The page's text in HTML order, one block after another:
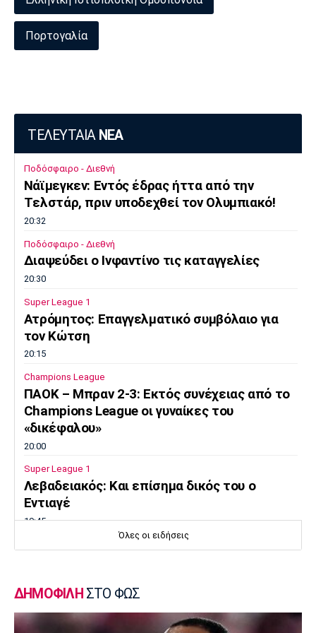
Πορτογαλία
ΤΕΛΕΥΤΑΙΑ ΝΕΑ
Ποδόσφαιρο - Διεθνή
Νάϊμεγκεν: Εντός έδρας ήττα από την
Tελστάρ, πριν υποδεχθεί τον Ολυμπιακό!
20:32
Ποδόσφαιρο - Διεθνή
Διαψεύδει ο Ινφαντίνο τις καταγγελίες
20:30
Super League 1
Ατρόμητος: Επαγγελματικό συμβόλαιο για
τον Κώτση
20:15
Champions League
ΠΑΟΚ – Μπραν 2-3: Εκτός συνέχειας από το
Champions League οι γυναίκες του
«δικέφαλου»
20:00
Super League 1
Λεβαδειακός: Και επίσημα δικός του ο
Εντιαγέ
19:45
19:30
Μπάσκετ Ελλάδα
Όλες οι ειδήσεις
ΔΗΜΟΦΙΛΗ ΣΤΟ ΦΩΣ